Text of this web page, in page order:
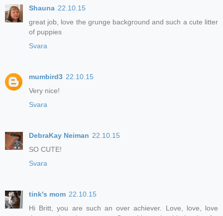
Shauna 22.10.15
great job, love the grunge background and such a cute litter
of puppies
Svara
mumbird3 22.10.15
Very nice!
Svara
DebraKay Neiman 22.10.15
SO CUTE!
Svara
tink's mom 22.10.15
Hi Britt, you are such an over achiever. Love, love, love